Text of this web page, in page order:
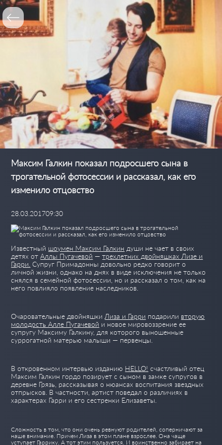
Максим Галкин показал подросшего сына в
трогательной фотосессии и рассказал, как его
изменило отцовство
28.03.201709:30
Известный шоумен Максим Галкин души не чает в своих
детях от Аллы Пугачевой — трехлетних двойняшках Лизе и
Гарри. Супруг Примадонны довольно редко говорит о
личной жизни, однако на днях в виде исключения не только
снялся в семейной фотосессии, но и рассказал о том, как на
него повлияло появление наследников.
Очаровательные двойняшки Лиза и Гарри подарили вторую
молодость Алле Пугачевой и новое мировоззрение ее
супругу Максиму Галкину, для которого выношенные
суррогатной матерью малыши — первенцы.
В откровенном интервью изданию HELLO! счастливый отец
Максим Галкин гордо позирует с сыном в замке супругов в
деревне Грязь, рассказывая о нюансах воспитания звездных
отпрысков. В частности, артист поведал о различиях в
характерах Гарри и его сестренки Елизаветы.
Сложность в том, что они очень ревнуют родителей, соперничают за
наше внимание. Причем Лиза в этом плане взрослее. Она чаще
уступает Гаррику. А тот этим пользуется. И воинственно забирает на